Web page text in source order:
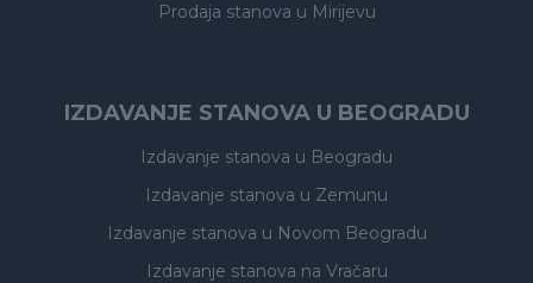
Prodaja stanova u Mirijevu
IZDAVANJE STANOVA U BEOGRADU
Izdavanje stanova u Beogradu
Izdavanje stanova u Zemunu
Izdavanje stanova u Novom Beogradu
Izdavanje stanova na Vračaru